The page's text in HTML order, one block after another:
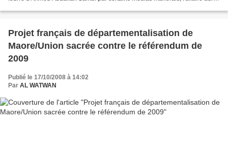
Projet français de départementalisation de
Maore/Union sacrée contre le référendum de
2009
Publié le 17/10/2008 à 14:02
Par AL WATWAN